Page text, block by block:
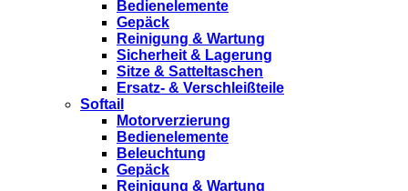
Bedienelemente
Gepäck
Reinigung & Wartung
Sicherheit & Lagerung
Sitze & Satteltaschen
Ersatz- & Verschleißteile
Softail
Motorverzierung
Bedienelemente
Beleuchtung
Gepäck
Reinigung & Wartung